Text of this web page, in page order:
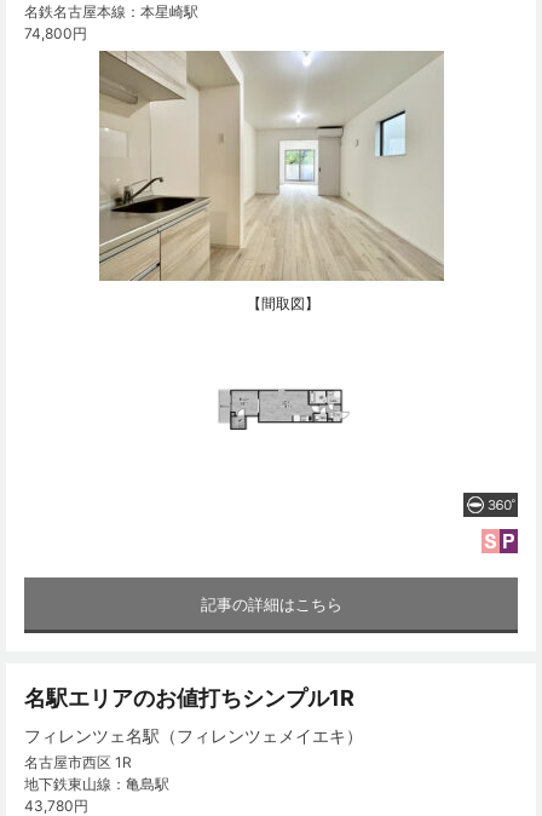
名鉄名古屋本線：本星崎駅
74,800円
【間取図】
記事の詳細はこちら
名駅エリアのお値打ちシンプル1R
フィレンツェ名駅（フィレンツェメイエキ）
名古屋市西区 1R
地下鉄東山線：亀島駅
43,780円